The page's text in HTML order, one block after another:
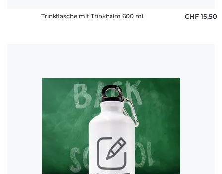
Trinkflasche mit Trinkhalm 600 ml CHF 15,50